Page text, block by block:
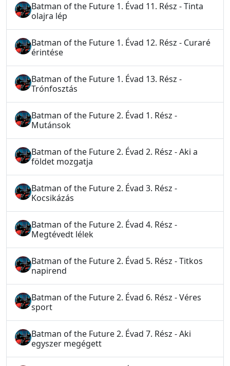
Batman of the Future 1. Évad 11. Rész - Tinta
olajra lép
Batman of the Future 1. Évad 12. Rész - Curaré
érintése
Batman of the Future 1. Évad 13. Rész -
Trónfosztás
Batman of the Future 2. Évad 1. Rész -
Mutánsok
Batman of the Future 2. Évad 2. Rész - Aki a
földet mozgatja
Batman of the Future 2. Évad 3. Rész -
Kocsikázás
Batman of the Future 2. Évad 4. Rész -
Megtévedt lélek
Batman of the Future 2. Évad 5. Rész - Titkos
napirend
Batman of the Future 2. Évad 6. Rész - Véres
sport
Batman of the Future 2. Évad 7. Rész - Aki
egyszer megégett